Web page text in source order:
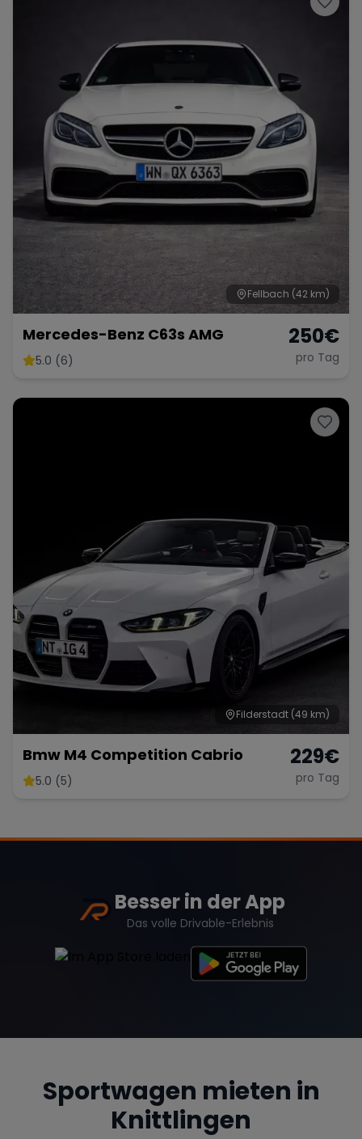
Fellbach (42 km)
Mercedes-Benz C63s AMG
5.0 (6)
250€
pro Tag
Filderstadt (49 km)
Bmw M4 Competition Cabrio
5.0 (5)
229€
pro Tag
Besser in der App
Das volle Drivable-Erlebnis
Sportwagen mieten in
Knittlingen